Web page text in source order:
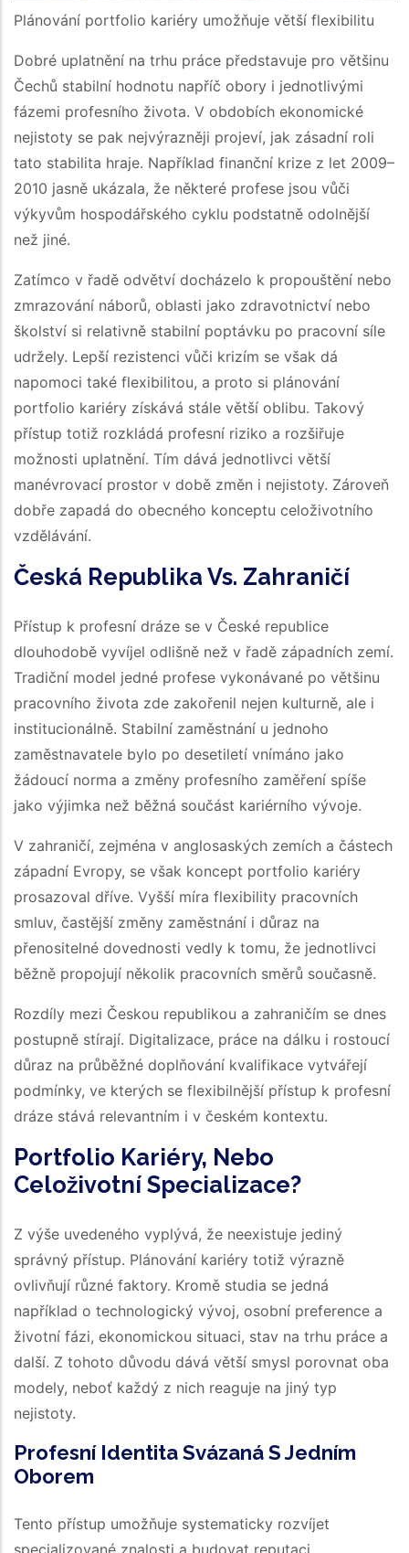
Plánování portfolio kariéry umožňuje větší flexibilitu
Dobré uplatnění na trhu práce představuje pro většinu
Čechů stabilní hodnotu napříč obory i jednotlivými
fázemi profesního života. V obdobích ekonomické
nejistoty se pak nejvýrazněji projeví, jak zásadní roli
tato stabilita hraje. Například finanční krize z let 2009–
2010 jasně ukázala, že některé profese jsou vůči
výkyvům hospodářského cyklu podstatně odolnější
než jiné.
Zatímco v řadě odvětví docházelo k propouštění nebo
zmrazování náborů, oblasti jako zdravotnictví nebo
školství si relativně stabilní poptávku po pracovní síle
udržely. Lepší rezistenci vůči krizím se však dá
napomoci také flexibilitou, a proto si plánování
portfolio kariéry získává stále větší oblibu. Takový
přístup totiž rozkládá profesní riziko a rozšiřuje
možnosti uplatnění. Tím dává jednotlivci větší
manévrovací prostor v době změn i nejistoty. Zároveň
dobře zapadá do obecného konceptu celoživotního
vzdělávání.
Česká Republika Vs. Zahraničí
Přístup k profesní dráze se v České republice
dlouhodobě vyvíjel odlišně než v řadě západních zemí.
Tradiční model jedné profese vykonávané po většinu
pracovního života zde zakořenil nejen kulturně, ale i
institucionálně. Stabilní zaměstnání u jednoho
zaměstnavatele bylo po desetiletí vnímáno jako
žádoucí norma a změny profesního zaměření spíše
jako výjimka než běžná součást kariérního vývoje.
V zahraničí, zejména v anglosaských zemích a částech
západní Evropy, se však koncept portfolio kariéry
prosazoval dříve. Vyšší míra flexibility pracovních
smluv, častější změny zaměstnání i důraz na
přenositelné dovednosti vedly k tomu, že jednotlivci
běžně propojují několik pracovních směrů současně.
Rozdíly mezi Českou republikou a zahraničím se dnes
postupně stírají. Digitalizace, práce na dálku i rostoucí
důraz na průběžné doplňování kvalifikace vytvářejí
podmínky, ve kterých se flexibilnější přístup k profesní
dráze stává relevantním i v českém kontextu.
Portfolio Kariéry, Nebo
Celoživotní Specializace?
Z výše uvedeného vyplývá, že neexistuje jediný
správný přístup. Plánování kariéry totiž výrazně
ovlivňují různé faktory. Kromě studia se jedná
například o technologický vývoj, osobní preference a
životní fázi, ekonomickou situaci, stav na trhu práce a
další. Z tohoto důvodu dává větší smysl porovnat oba
modely, neboť každý z nich reaguje na jiný typ
nejistoty.
Profesní Identita Svázaná S Jedním
Oborem
Tento přístup umožňuje systematicky rozvíjet
specializované znalosti a budovat reputaci.